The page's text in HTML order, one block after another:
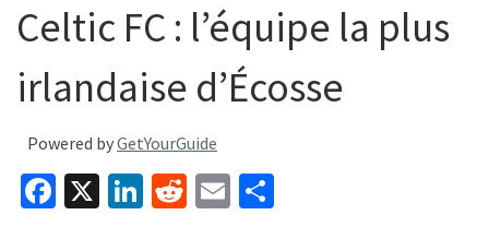
Celtic FC : l’équipe la plus
irlandaise d’Écosse
Powered byGetYourGuide
Fa X
Li R
E